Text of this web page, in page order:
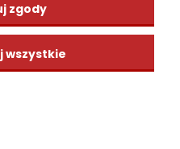
SIĘ NASZE
zgody
wszystkie